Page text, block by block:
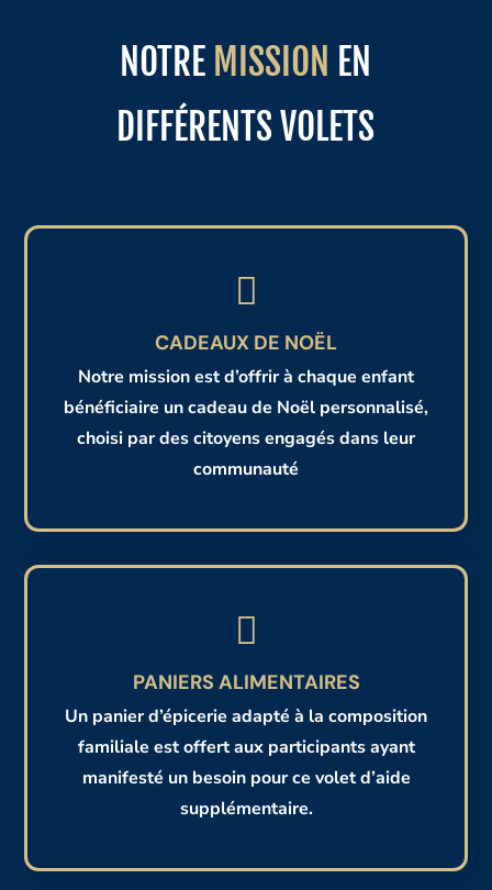
NOTRE MISSION EN
DIFFÉRENTS VOLETS

CADEAUX DE NOËL
Notre mission est d’offrir à chaque enfant
bénéficiaire un cadeau de Noël personnalisé,
choisi par des citoyens engagés dans leur
communauté

PANIERS ALIMENTAIRES
Un panier d’épicerie adapté à la composition
familiale est offert aux participants ayant
manifesté un besoin pour ce volet d’aide
supplémentaire.